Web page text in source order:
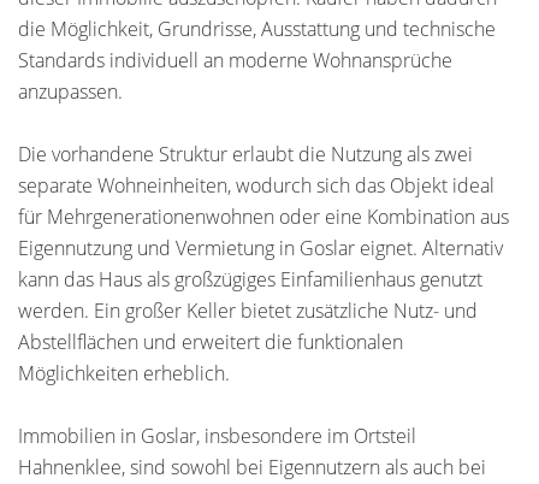
die Möglichkeit, Grundrisse, Ausstattung und technische
Standards individuell an moderne Wohnansprüche
anzupassen.
Die vorhandene Struktur erlaubt die Nutzung als zwei
separate Wohneinheiten, wodurch sich das Objekt ideal
für Mehrgenerationenwohnen oder eine Kombination aus
Eigennutzung und Vermietung in Goslar eignet. Alternativ
kann das Haus als großzügiges Einfamilienhaus genutzt
werden. Ein großer Keller bietet zusätzliche Nutz- und
Abstellflächen und erweitert die funktionalen
Möglichkeiten erheblich.
Immobilien in Goslar, insbesondere im Ortsteil
Hahnenklee, sind sowohl bei Eigennutzern als auch bei